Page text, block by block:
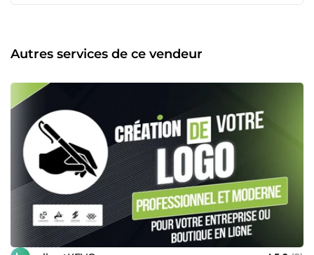
dont je peux vous aider à atteindre vos objectifs.
Autres services de ce vendeur